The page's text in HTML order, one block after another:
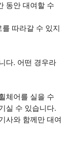
동안 대여할 수
따라갈 수 있지
다. 어떤 경우라
체어를 실을 수
실 수 있습니다.
사와 함께만 대여